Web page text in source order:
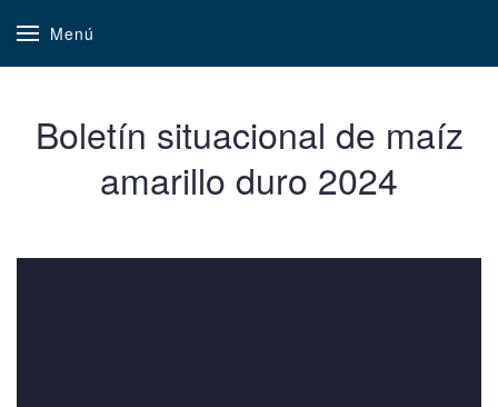
Menú
Boletín situacional de maíz
amarillo duro 2024